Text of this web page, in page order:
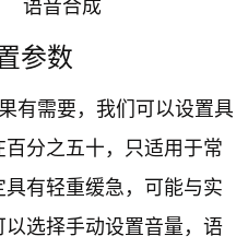
参数
有需要，我们可以设置具
分之五十，只适用于常
有轻重缓急，可能与实
选择手动设置音量，语